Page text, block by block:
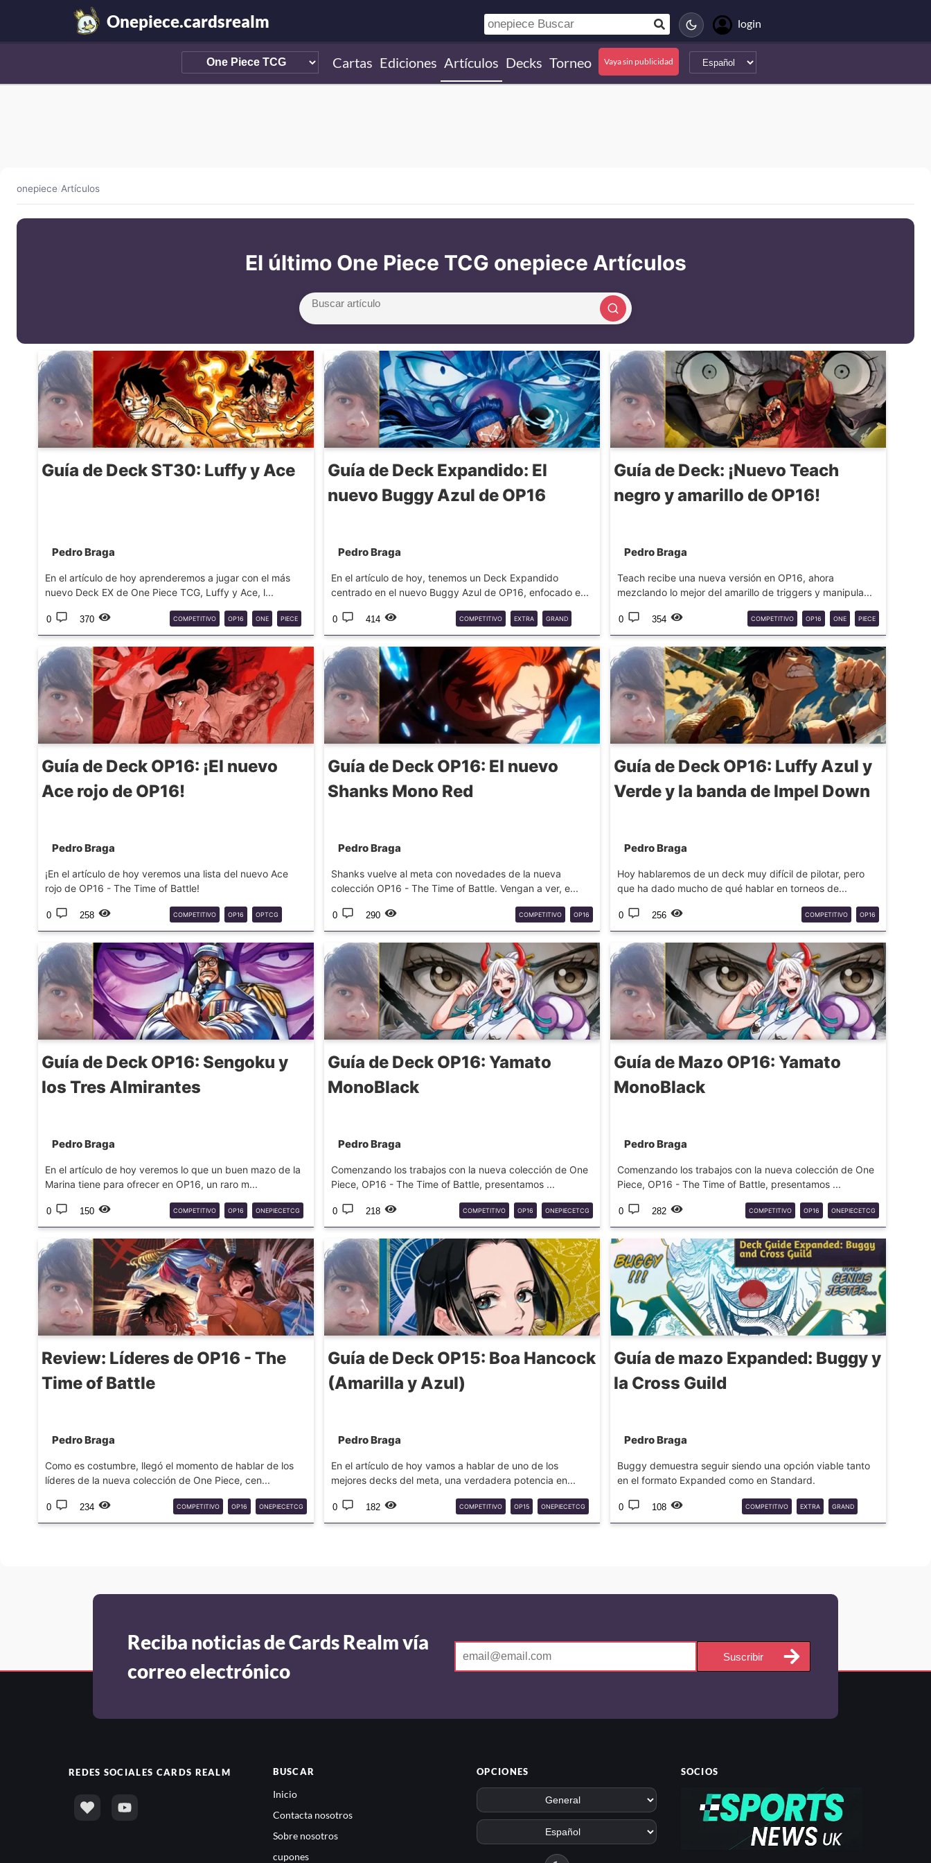
Onepiece.cardsrealm login
Cartas Ediciones Artículos Decks Torneo Vaya sin publicidad
onepiece/Artículos
El último One Piece TCG onepiece Artículos
Guía de Deck ST30: Luffy y Ace
Pedro Braga
En el artículo de hoy aprenderemos a jugar con el más
nuevo Deck EX de One Piece TCG, Luffy y Ace, l...
0 370 COMPETITIVO OP16 ONE PIECE
OPTCG
Guía de Deck Expandido: El
nuevo Buggy Azul de OP16
Pedro Braga
En el artículo de hoy, tenemos un Deck Expandido
centrado en el nuevo Buggy Azul de OP16, enfocado e...
0 414 COMPETITIVO EXTRA GRAND
BATTLE ONE PIECE
Guía de Deck: ¡Nuevo Teach
negro y amarillo de OP16!
Pedro Braga
Teach recibe una nueva versión en OP16, ahora
mezclando lo mejor del amarillo de triggers y manipula...
0 354 COMPETITIVO OP16 ONE PIECE
Guía de Deck OP16: ¡El nuevo
Ace rojo de OP16!
Pedro Braga
¡En el artículo de hoy veremos una lista del nuevo Ace
rojo de OP16 - The Time of Battle!
0 258 COMPETITIVO OP16 OPTCG
ONEPIECETCG ACE RED
Guía de Deck OP16: El nuevo
Shanks Mono Red
Pedro Braga
Shanks vuelve al meta con novedades de la nueva
colección OP16 - The Time of Battle. Vengan a ver, e...
0 290 COMPETITIVO OP16
Guía de Deck OP16: Luffy Azul y
Verde y la banda de Impel Down
Pedro Braga
Hoy hablaremos de un deck muy difícil de pilotar, pero
que ha dado mucho de qué hablar en torneos de...
0 256 COMPETITIVO OP16
Guía de Deck OP16: Sengoku y
los Tres Almirantes
Pedro Braga
En el artículo de hoy veremos lo que un buen mazo de la
Marina tiene para ofrecer en OP16, un raro m...
0 150 COMPETITIVO OP16 ONEPIECETCG
SENGOKU
Guía de Deck OP16: Yamato
MonoBlack
Pedro Braga
Comenzando los trabajos con la nueva colección de One
Piece, OP16 - The Time of Battle, presentamos ...
0 218 COMPETITIVO OP16 ONEPIECETCG
Guía de Mazo OP16: Yamato
MonoBlack
Pedro Braga
Comenzando los trabajos con la nueva colección de One
Piece, OP16 - The Time of Battle, presentamos ...
0 282 COMPETITIVO OP16 ONEPIECETCG
Review: Líderes de OP16 - The
Time of Battle
Pedro Braga
Como es costumbre, llegó el momento de hablar de los
líderes de la nueva colección de One Piece, cen...
0 234 COMPETITIVO OP16 ONEPIECETCG
Guía de Deck OP15: Boa Hancock
(Amarilla y Azul)
Pedro Braga
En el artículo de hoy vamos a hablar de uno de los
mejores decks del meta, una verdadera potencia en...
0 182 COMPETITIVO OP15 ONEPIECETCG
OPTCG
Guía de mazo Expanded: Buggy y
la Cross Guild
Pedro Braga
Buggy demuestra seguir siendo una opción viable tanto
en el formato Expanded como en Standard.
0 108 COMPETITIVO EXTRA GRAND
BATTLE OPTCG ONEPIECE
Reciba noticias de Cards Realm vía
correo electrónico
Suscribir
REDES SOCIALES CARDS REALM BUSCAR
Inicio
Contacta nosotros
Sobre nosotros
cupones
OPCIONES SOCIOS